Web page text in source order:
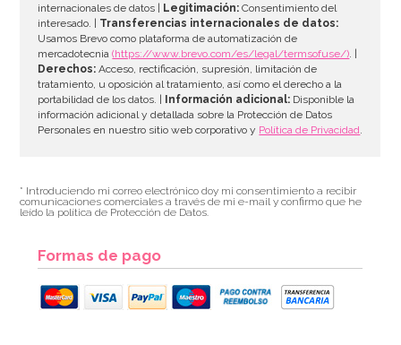
internacionales de datos |
Legitimación: Consentimiento del
interesado. | Transferencias internacionales de datos:
Usamos Brevo como plataforma de automatización de
mercadotecnia(https://www.brevo.com/es/legal/termsofuse/). |
Derechos: Acceso, rectificación, supresión, limitación de
tratamiento, u oposición al tratamiento, así como el derecho a la
portabilidad de los datos. |
Información adicional: Disponible la
información adicional y detallada sobre la Protección de Datos
Personales en nuestro sitio web corporativo y Política de Privacidad.
* Introduciendo mi correo electrónico doy mi consentimiento a recibir
comunicaciones comerciales a través de mi e-mail y confirmo que he
leído la política de Protección de Datos.
Formas de pago